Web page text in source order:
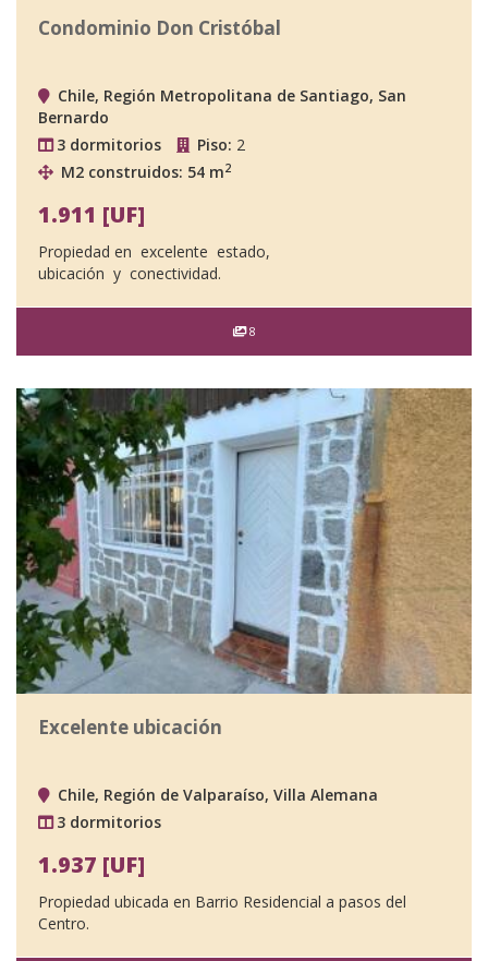
Condominio Don Cristóbal
Chile, Región Metropolitana de Santiago, San
Bernardo
3 dormitorios
Piso: 2
M2 construidos: 54 m2
1.911 [UF]
Propiedad en excelente estado,
ubicación y conectividad.
8
Excelente ubicación
Chile, Región de Valparaíso, Villa Alemana
3 dormitorios
1.937 [UF]
Propiedad ubicada en Barrio Residencial a pasos del
Centro.